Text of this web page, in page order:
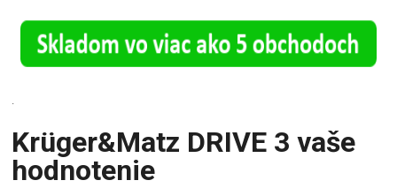
.
Krüger&Matz DRIVE 3 vaše
hodnotenie